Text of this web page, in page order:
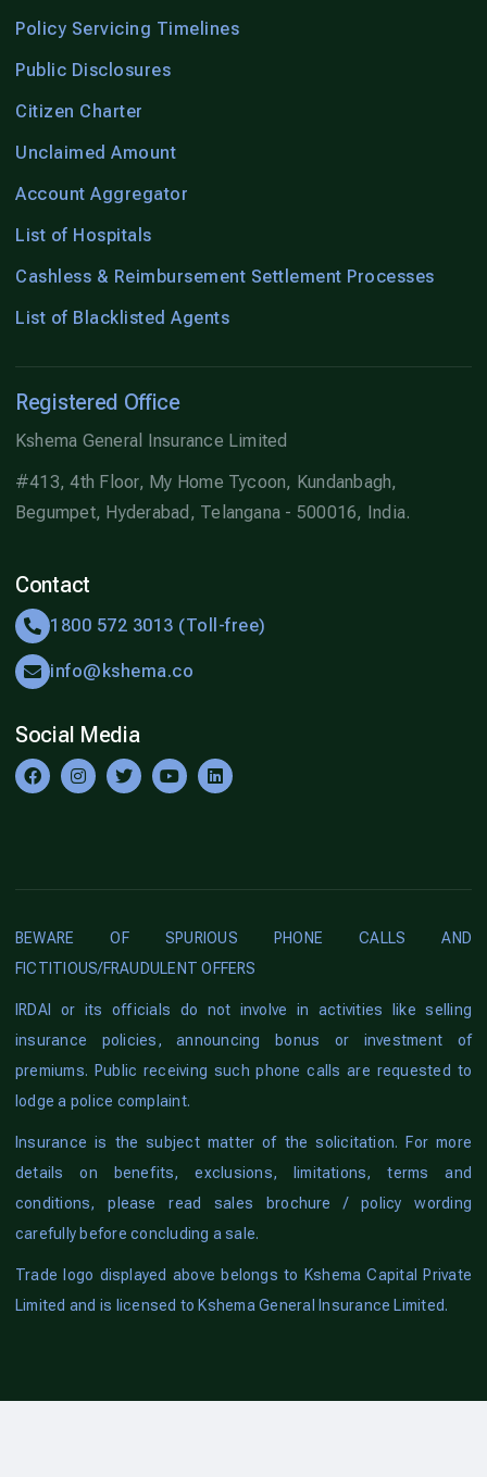
Policy Servicing Timelines
Public Disclosures
Citizen Charter
Unclaimed Amount
Account Aggregator
List of Hospitals
Cashless & Reimbursement Settlement Processes
List of Blacklisted Agents
Registered Office
Kshema General Insurance Limited
#413, 4th Floor, My Home Tycoon, Kundanbagh,
Begumpet, Hyderabad, Telangana - 500016, India.
Contact
1800 572 3013 (Toll-free)
info@kshema.co
Social Media
BEWARE OF SPURIOUS PHONE CALLS AND
FICTITIOUS/FRAUDULENT OFFERS
IRDAI or its officials do not involve in activities like selling
insurance policies, announcing bonus or investment of
premiums. Public receiving such phone calls are requested to
lodge a police complaint.
Insurance is the subject matter of the solicitation. For more
details on benefits, exclusions, limitations, terms and
conditions, please read sales brochure / policy wording
carefully before concluding a sale.
Trade logo displayed above belongs to Kshema Capital Private
Limited and is licensed to Kshema General Insurance Limited.